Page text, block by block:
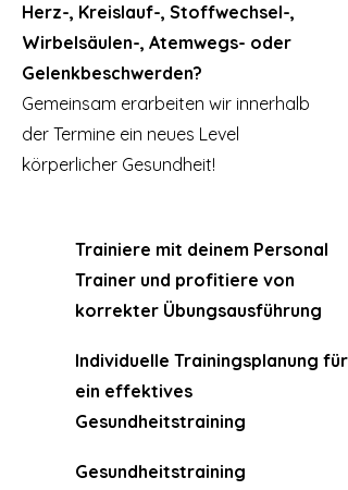
Herz-, Kreislauf-, Stoffwechsel-,
Wirbelsäulen-, Atemwegs- oder
Gelenkbeschwerden?
Gemeinsam erarbeiten wir innerhalb
der Termine ein neues Level
körperlicher Gesundheit!
Trainiere mit deinem Personal
Trainer und profitiere von
korrekter Übungsausführung
Individuelle Trainingsplanung für
ein effektives
Gesundheitstraining
Gesundheitstraining